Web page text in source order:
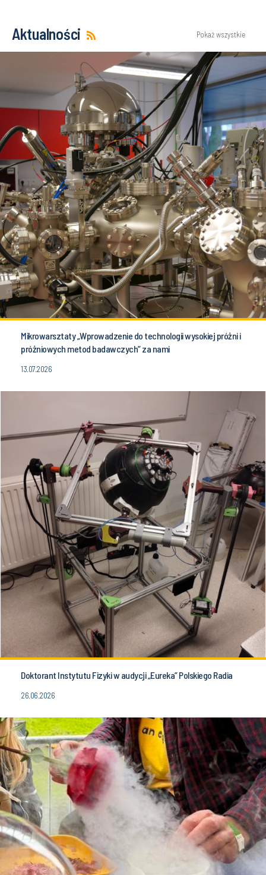
Aktualności Pokaż wszystkie
Mikrowarsztaty „Wprowadzenie do technologii wysokiej próżni i
próżniowych metod badawczych” za nami
13.07.2026
Doktorant Instytutu Fizyki w audycji „Eureka” Polskiego Radia
26.06.2026